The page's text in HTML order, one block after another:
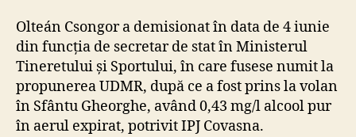
Olteán Csongor a demisionat în data de 4 iunie
din funcția de secretar de stat în Ministerul
Tineretului și Sportului, în care fusese numit la
propunerea UDMR, după ce a fost prins la volan
în Sfântu Gheorghe, având 0,43 mg/l alcool pur
în aerul expirat, potrivit IPJ Covasna.